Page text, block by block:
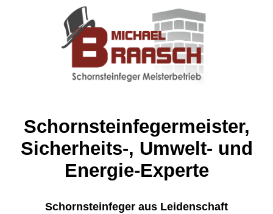
Schornsteinfegermeister,
Sicherheits-, Umwelt- und
Energie-Experte
Schornsteinfeger aus Leidenschaft